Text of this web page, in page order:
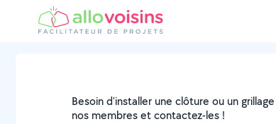
Besoin d'installer une clôture ou un
nos membres et contactez-les !